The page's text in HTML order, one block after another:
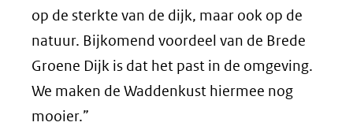
op de sterkte van de dijk, maar ook op de
natuur. Bijkomend voordeel van de Brede
Groene Dijk is dat het past in de omgeving.
We maken de Waddenkust hiermee nog
mooier.”